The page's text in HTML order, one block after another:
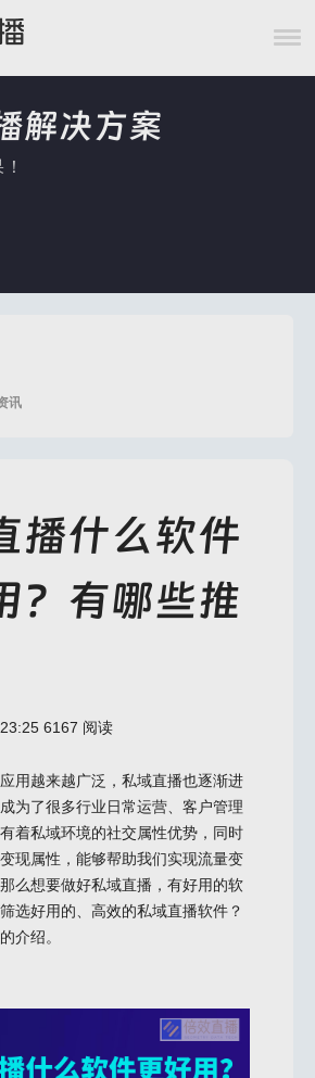
解决方案
讯
播什么软件
？有哪些推
6167 阅读
用越来越广泛，私域直播也逐渐进
为了很多行业日常运营、客户管理
着私域环境的社交属性优势，同时
现属性，能够帮助我们实现流量变
么想要做好私域直播，有好用的软
选好用的、高效的私域直播软件？
介绍。